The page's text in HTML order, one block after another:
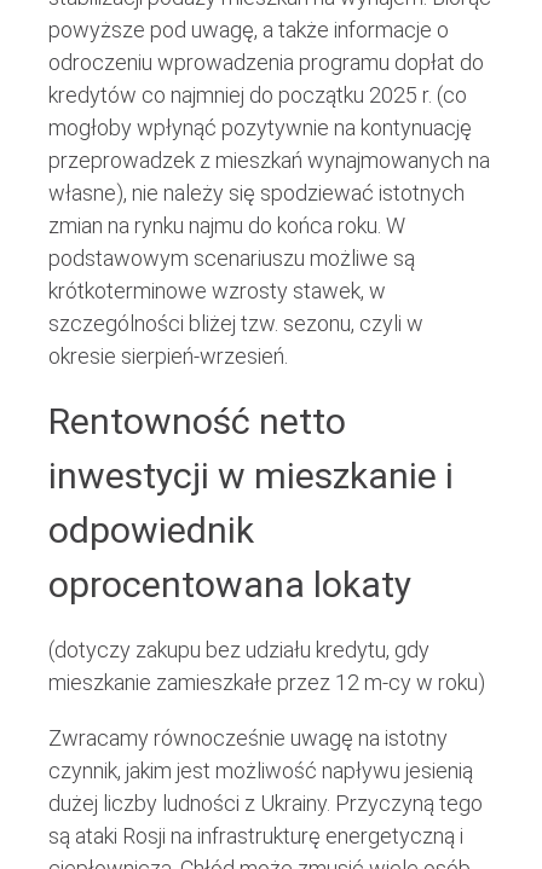
powyższe pod uwagę, a także informacje o
odroczeniu wprowadzenia programu dopłat do
kredytów co najmniej do początku 2025 r. (co
mogłoby wpłynąć pozytywnie na kontynuację
przeprowadzek z mieszkań wynajmowanych na
własne), nie należy się spodziewać istotnych
zmian na rynku najmu do końca roku. W
podstawowym scenariuszu możliwe są
krótkoterminowe wzrosty stawek, w
szczególności bliżej tzw. sezonu, czyli w
okresie sierpień-wrzesień.
Rentowność netto
inwestycji w mieszkanie i
odpowiednik
oprocentowana lokaty
(dotyczy zakupu bez udziału kredytu, gdy
mieszkanie zamieszkałe przez 12 m-cy w roku)
Zwracamy równocześnie uwagę na istotny
czynnik, jakim jest możliwość napływu jesienią
dużej liczby ludności z Ukrainy. Przyczyną tego
są ataki Rosji na infrastrukturę energetyczną i